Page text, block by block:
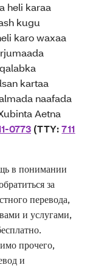
heli karaa
kugu
karo waxaa
kartaa
naafada
Aetna
0773 (TTY:711
в понимании
за
перевода,
и услугами,
прочего,
и